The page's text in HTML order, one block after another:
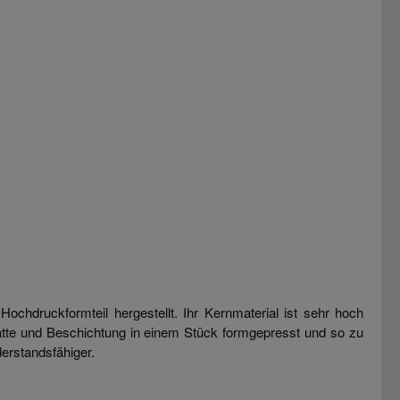
hergestellt. Ihr Kernmaterial ist sehr hoch
und Beschichtung in einem Stück formgepresst und so zu